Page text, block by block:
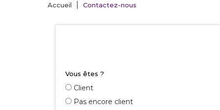
Accueil Contactez-nous
Vous êtes ?
Client
Pas encore client